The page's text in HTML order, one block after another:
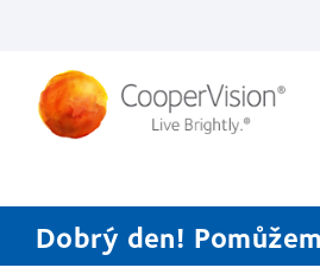
obsahu
Dobrý den!